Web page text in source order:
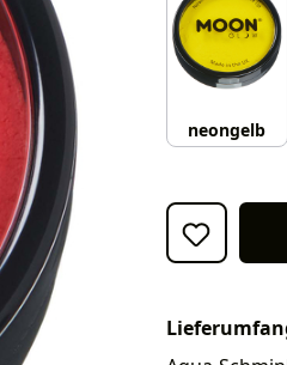
neongelb